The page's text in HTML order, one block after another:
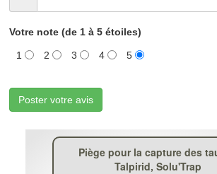
Votre note (de 1 à 5 étoiles)
1 2 3 4 5
Poster votre avis
Piège pour la capture des
Talpirid, Solu'Trap